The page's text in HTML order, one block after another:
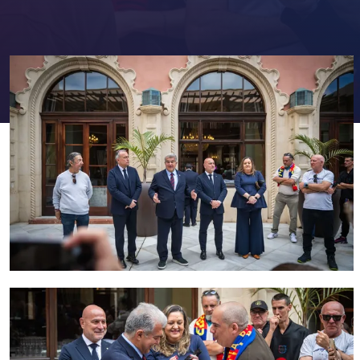
FC Barcelona club badge
FC Barcelona club badge